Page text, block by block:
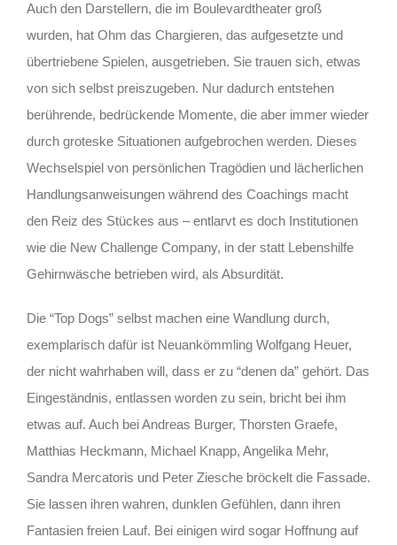
Auch den Darstellern, die im Boulevardtheater groß
wurden, hat Ohm das Chargieren, das aufgesetzte und
übertriebene Spielen, ausgetrieben. Sie trauen sich, etwas
von sich selbst preiszugeben. Nur dadurch entstehen
berührende, bedrückende Momente, die aber immer wieder
durch groteske Situationen aufgebrochen werden. Dieses
Wechselspiel von persönlichen Tragödien und lächerlichen
Handlungsanweisungen während des Coachings macht
den Reiz des Stückes aus – entlarvt es doch Institutionen
wie die New Challenge Company, in der statt Lebenshilfe
Gehirnwäsche betrieben wird, als Absurdität.
Die “Top Dogs” selbst machen eine Wandlung durch,
exemplarisch dafür ist Neuankömmling Wolfgang Heuer,
der nicht wahrhaben will, dass er zu “denen da” gehört. Das
Eingeständnis, entlassen worden zu sein, bricht bei ihm
etwas auf. Auch bei Andreas Burger, Thorsten Graefe,
Matthias Heckmann, Michael Knapp, Angelika Mehr,
Sandra Mercatoris und Peter Ziesche bröckelt die Fassade.
Sie lassen ihren wahren, dunklen Gefühlen, dann ihren
Fantasien freien Lauf. Bei einigen wird sogar Hoffnung auf